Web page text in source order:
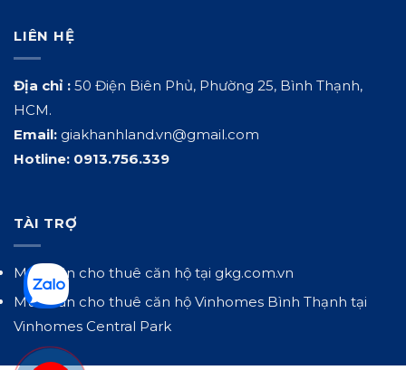
LIÊN HỆ
Địa chỉ : 50 Điện Biên Phủ, Phường 25, Bình Thạnh,
HCM.
Email: giakhanhland.vn@gmail.com
Hotline: 0913.756.339
TÀI TRỢ
Mua bán cho thuê căn hộ tại gkg.com.vn
Mua bán cho thuê căn hộ Vinhomes Bình Thạnh tại
Vinhomes Central Park